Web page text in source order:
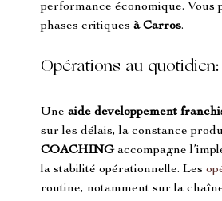
performance économique. Vous
phases critiques à Carros.
Opérations au
Une aide developpement
sur les délais, la constance
COACHING accompagne
la stabilité opérationnelle. Les
routine, notamment sur la